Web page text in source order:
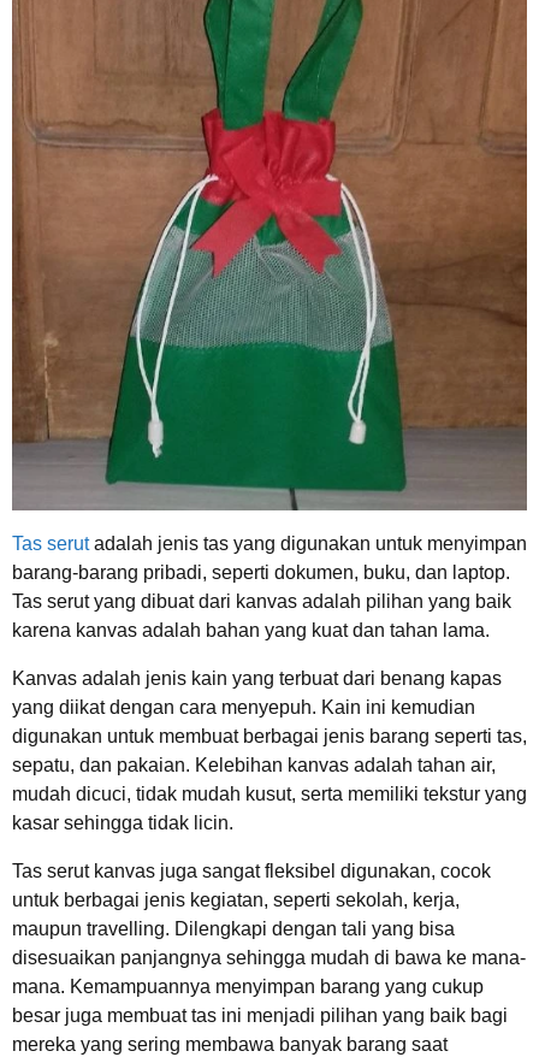
Tas serutadalah jenis tas yang digunakan untuk menyimpan
barang-barang pribadi, seperti dokumen, buku, dan laptop.
Tas serut yang dibuat dari kanvas adalah pilihan yang baik
karena kanvas adalah bahan yang kuat dan tahan lama.
Kanvas adalah jenis kain yang terbuat dari benang kapas
yang diikat dengan cara menyepuh. Kain ini kemudian
digunakan untuk membuat berbagai jenis barang seperti tas,
sepatu, dan pakaian. Kelebihan kanvas adalah tahan air,
mudah dicuci, tidak mudah kusut, serta memiliki tekstur yang
kasar sehingga tidak licin.
Tas serut kanvas juga sangat fleksibel digunakan, cocok
untuk berbagai jenis kegiatan, seperti sekolah, kerja,
maupun travelling. Dilengkapi dengan tali yang bisa
disesuaikan panjangnya sehingga mudah di bawa ke mana-
mana. Kemampuannya menyimpan barang yang cukup
besar juga membuat tas ini menjadi pilihan yang baik bagi
mereka yang sering membawa banyak barang saat